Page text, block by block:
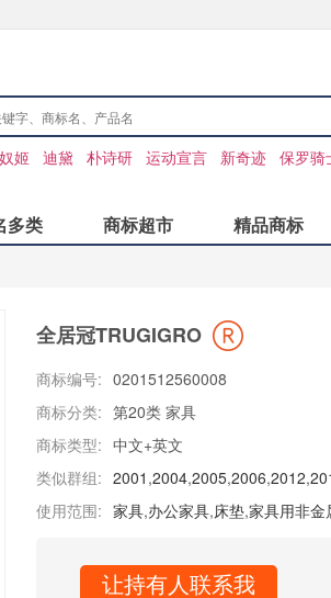
奴姬 迪黛 朴诗研 运动宣言 新奇迹 保罗骑
多类 商标超市 精品商标
全居冠TRUGIGRO
商标编号: 0201512560008
商标分类: 第20类 家具
商标类型: 中文+英文
类似群组: 2001 ,2004,2005,2006,2012,
使用范围: 家具,办公家具,床垫,家具用非金
让持有人联系我